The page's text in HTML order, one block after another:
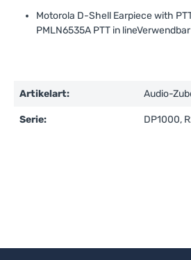
Motorola D-Shell Earpiece with
PMLN6535A PTT in
Artikelart: Audio-
Serie: DP1000,